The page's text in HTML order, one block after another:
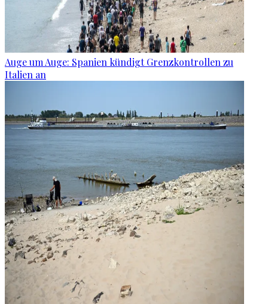
Auge um Auge: Spanien kündigt Grenzkontrollen zu
Italien an